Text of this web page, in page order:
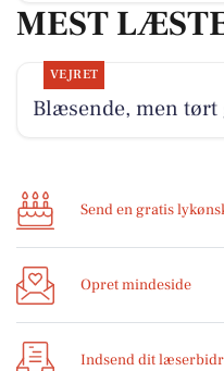
MEST
VEJRET
Blæsende, men tørt
Send en gratis
Opret mindeside
Indsend dit